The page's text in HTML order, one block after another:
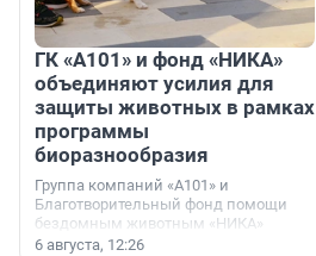
ГК «А101» и фонд «НИКА»
объединяют усилия для
защиты животных в рамках
программы
биоразнообразия
Группа компаний «А101» и
Благотворительный фонд помощи
бездомным животным «НИКА»
заключили соглашение о
6 августа, 12:26